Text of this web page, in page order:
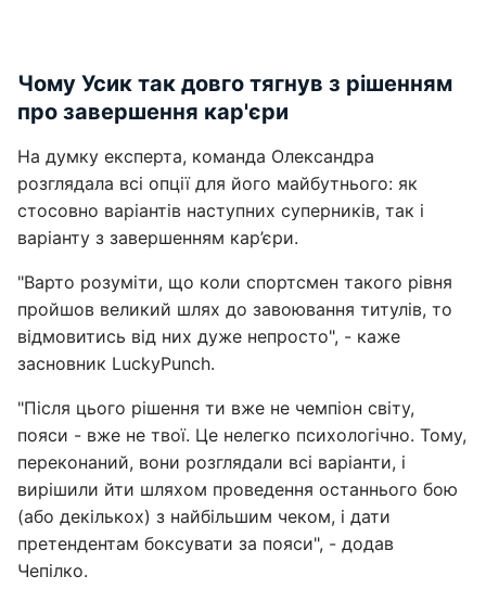
Чому Усик так довго тягнув з рішенням
про завершення кар'єри
На думку експерта, команда Олександра
розглядала всі опції для його майбутнього: як
стосовно варіантів наступних суперників, так і
варіанту з завершенням кар’єри.
"Варто розуміти, що коли спортсмен такого рівня
пройшов великий шлях до завоювання титулів, то
відмовитись від них дуже непросто", - каже
засновник LuckyPunch.
"Після цього рішення ти вже не чемпіон світу,
пояси - вже не твої. Це нелегко психологічно. Тому,
переконаний, вони розглядали всі варіанти, і
вирішили йти шляхом проведення останнього бою
(або декількох) з найбільшим чеком, і дати
претендентам боксувати за пояси", - додав
Чепілко.